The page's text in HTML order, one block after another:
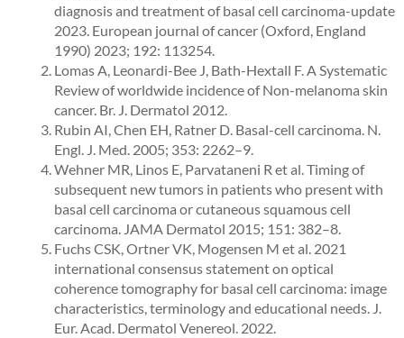
diagnosis and treatment of basal cell carcinoma-update
2023. European journal of cancer (Oxford, England
1990) 2023; 192: 113254.
Lomas A, Leonardi-Bee J, Bath-Hextall F. A Systematic
Review of worldwide incidence of Non-melanoma skin
cancer. Br. J. Dermatol 2012.
Rubin AI, Chen EH, Ratner D. Basal-cell carcinoma. N.
Engl. J. Med. 2005; 353: 2262–9.
Wehner MR, Linos E, Parvataneni R et al. Timing of
subsequent new tumors in patients who present with
basal cell carcinoma or cutaneous squamous cell
carcinoma. JAMA Dermatol 2015; 151: 382–8.
Fuchs CSK, Ortner VK, Mogensen M et al. 2021
international consensus statement on optical
coherence tomography for basal cell carcinoma: image
characteristics, terminology and educational needs. J.
Eur. Acad. Dermatol Venereol. 2022.